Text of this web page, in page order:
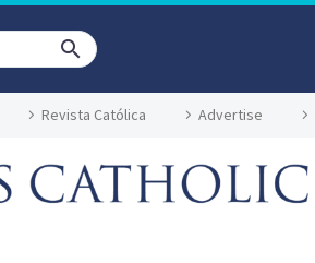
Revista Católica Advertise